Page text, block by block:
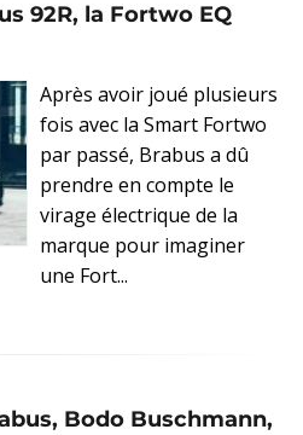
92R, la Fortwo EQ
Après avoir joué plusieurs
fois avec la Smart Fortwo
par passé, Brabus a dû
prendre en compte le
virage électrique de la
marque pour imaginer
une Fort...
Bodo Buschmann,